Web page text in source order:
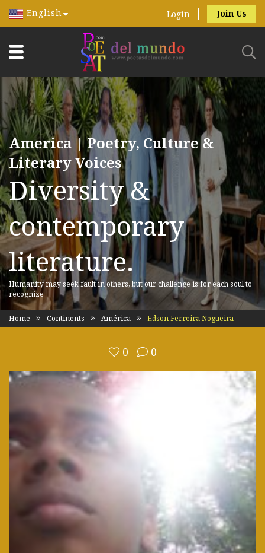
English Login Join Us
America | Poetry, Culture &
Literary Voices
Diversity &
contemporary
literature.
Humanity may seek fault in others, but our challenge is for each soul to
recognize
Home Continents América Edson Ferreira Nogueira
0 0